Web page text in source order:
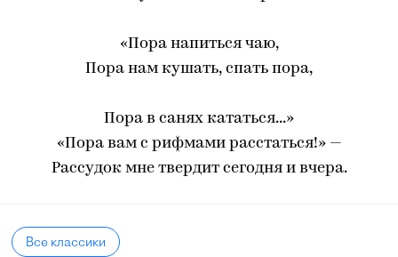
«Пора напиться чаю,
Пора нам кушать, спать пора,
Пора в санях кататься...»
«Пора вам с рифмами расстаться!» —
Рассудок мне твердит сегодня и вчера.
Все классики